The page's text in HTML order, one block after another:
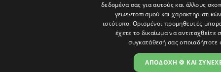
δεδομένα σας για αυτούς και άλλους
γεωεντοπισμού και
ιστότοπο. Ορισμένοι προμηθευτές
έχετε το δικαίωμα να αντιταχθείτε
συγκατάθεσή σας οποιαδήποτε
ΑΠΟΔΟΧΗ 🍪 ΚΑΙ